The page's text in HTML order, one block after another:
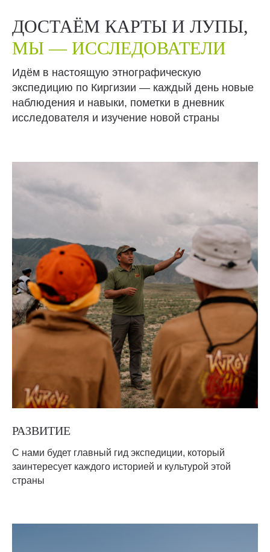
ДОСТАЁМ КАРТЫ И ЛУПЫ,
МЫ — ИССЛЕДОВАТЕЛИ
Идём в настоящую этнографическую
экспедицию по Киргизии — каждый день новые
наблюдения и навыки, пометки в дневник
исследователя и изучение новой страны
РАЗВИТИЕ
С нами будет главный гид экспедиции, который
заинтересует каждого историей и культурой этой
страны